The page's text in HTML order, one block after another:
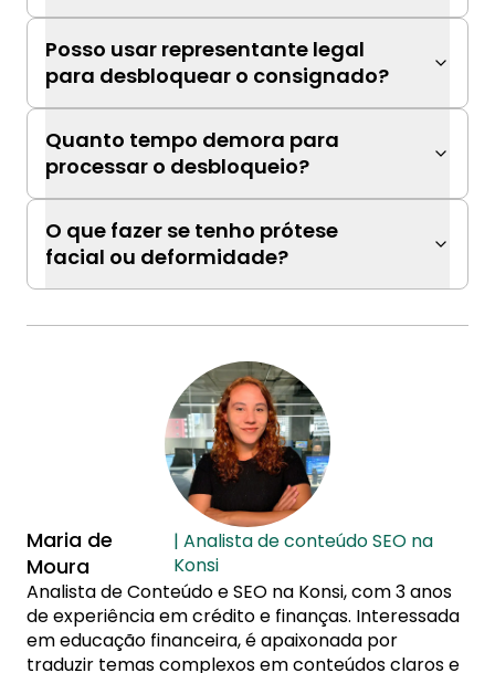
Posso usar representante legal
para desbloquear o consignado?
Quanto tempo demora para
processar o desbloqueio?
O que fazer se tenho prótese
facial ou deformidade?
Maria de
Moura
| Analista de conteúdo SEO na
Konsi
Analista de Conteúdo e SEO na Konsi, com 3 anos
de experiência em crédito e finanças. Interessada
em educação financeira, é apaixonada por
traduzir temas complexos em conteúdos claros e